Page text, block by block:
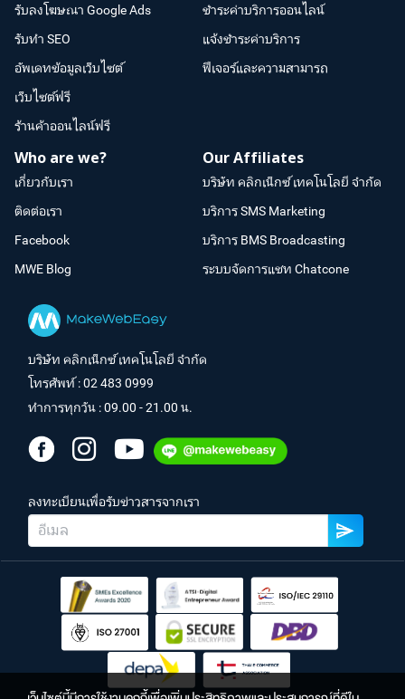
รับลงโฆษณา Google Ads
รับทำ SEO
อัพเดทข้อมูลเว็บไซต์
เว็บไซต์ฟรี
ร้านค้าออนไลน์ฟรี
ชำระค่าบริการออนไลน์
แจ้งชำระค่าบริการ
ฟีเจอร์และความสามารถ
Who are we?
เกี่ยวกับเรา
ติดต่อเรา
Facebook
MWE Blog
Our Affiliates
บริษัท คลิกเน็กซ์ เทคโนโลยี จำกัด
บริการ SMS Marketing
บริการ BMS Broadcasting
ระบบจัดการแชท Chatcone
บริษัท คลิกเน็กซ์ เทคโนโลยี จำกัด
โทรศัพท์ :02 483 0999
ทำการทุกวัน : 09.00 - 21.00 น.
ลงทะเบียนเพื่อรับข่าวสารจากเรา